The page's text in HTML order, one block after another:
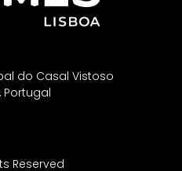
do Casal Vistoso
Portugal
Reserved